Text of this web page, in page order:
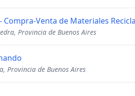
Venta de Materiales
Provincia de Buenos Aires
Provincia de Buenos Aires